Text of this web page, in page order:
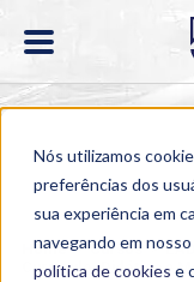
Nós utilizamos
preferências dos
sua experiência em
navegando em
política de cookies e
Home > Cursos >
Currículo, Didática e